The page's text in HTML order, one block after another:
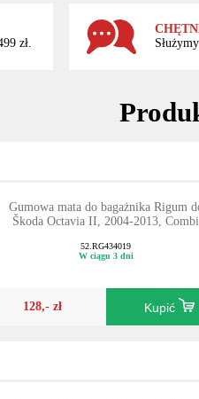
zł.
Gumowa mata do bagażnika Rigum
Škoda Octavia II, 2004-2013, Combi
52.RG434019
W ciągu 3 dni
128,- zł Kupić